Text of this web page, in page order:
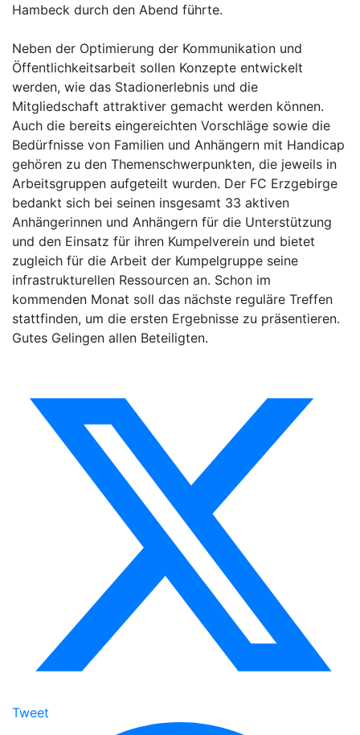
Hambeck durch den Abend führte.
Neben der Optimierung der Kommunikation und
Öffentlichkeitsarbeit sollen Konzepte entwickelt
werden, wie das Stadionerlebnis und die
Mitgliedschaft attraktiver gemacht werden können.
Auch die bereits eingereichten Vorschläge sowie die
Bedürfnisse von Familien und Anhängern mit Handicap
gehören zu den Themenschwerpunkten, die jeweils in
Arbeitsgruppen aufgeteilt wurden. Der FC Erzgebirge
bedankt sich bei seinen insgesamt 33 aktiven
Anhängerinnen und Anhängern für die Unterstützung
und den Einsatz für ihren Kumpelverein und bietet
zugleich für die Arbeit der Kumpelgruppe seine
infrastrukturellen Ressourcen an. Schon im
kommenden Monat soll das nächste reguläre Treffen
stattfinden, um die ersten Ergebnisse zu präsentieren.
Gutes Gelingen allen Beteiligten.
Tweet